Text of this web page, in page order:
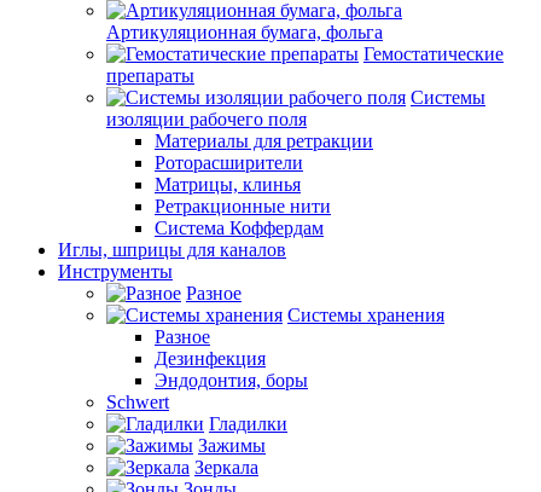
Артикуляционная бумага, фольга
Гемостатические
препараты
Системы
изоляции рабочего поля
Материалы для ретракции
Роторасширители
Матрицы, клинья
Ретракционные нити
Система Коффердам
Иглы, шприцы для каналов
Инструменты
Разное
Системы хранения
Разное
Дезинфекция
Эндодонтия, боры
Schwert
Гладилки
Зажимы
Зеркала